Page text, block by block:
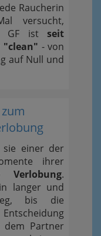
Raucherin
versucht,
GF ist seit
"clean" - von
auf Null und
einer der
ihrer
Verlobung.
langer und
bis die
Partner